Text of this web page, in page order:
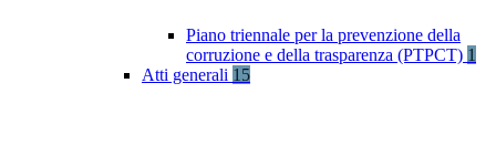
Piano triennale per la prevenzione della
corruzione e della trasparenza (PTPCT) 1
Atti generali 15